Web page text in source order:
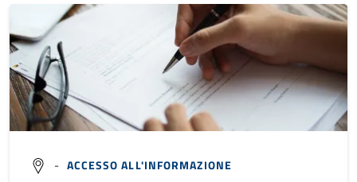
- ACCESSO ALL'INFORMAZIONE